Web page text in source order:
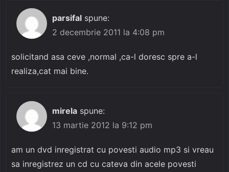
parsifal spune:
2 decembrie 2011 la 4:08 pm
solicitand asa ceve ,normal ,ca-l doresc spre a-l
realiza,cat mai bine.
mirela spune:
13 martie 2012 la 9:12 pm
am un dvd inregistrat cu povesti audio mp3 si vreau
sa inregistrez un cd cu cateva din acele povesti